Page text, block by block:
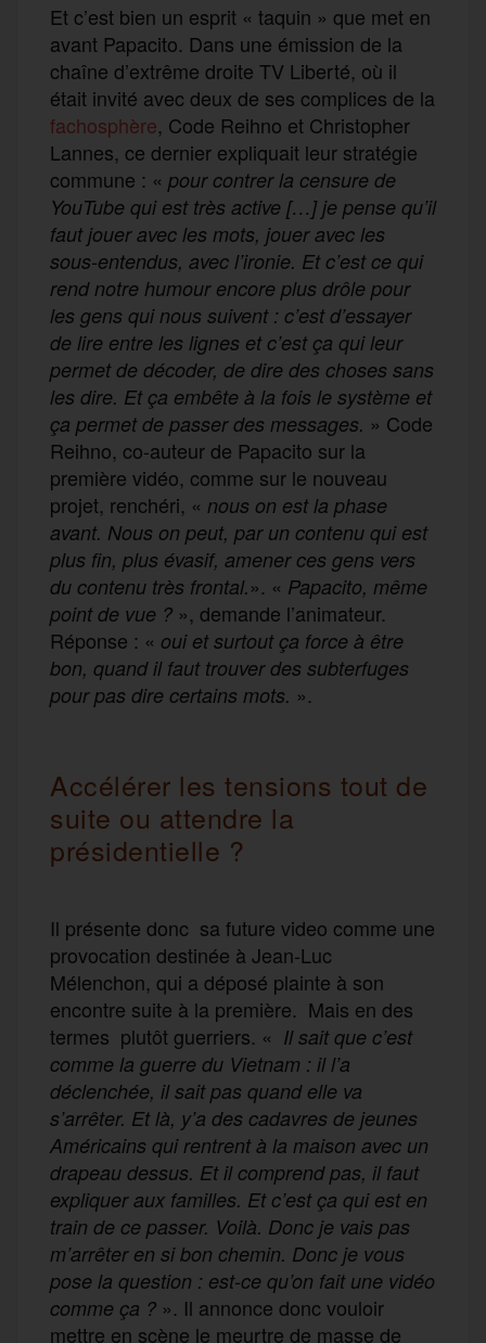
Et c’est bien un esprit « taquin » que met en
avant Papacito. Dans une émission de la
chaîne d’extrême droite TV Liberté, où il
était invité avec deux de ses complices de la
fachosphère, Code Reihno et Christopher
Lannes, ce dernier expliquait leur stratégie
commune : « pour contrer la censure de
YouTube qui est très active […] je pense qu’il
faut jouer avec les mots, jouer avec les
sous-entendus, avec l’ironie. Et c’est ce qui
rend notre humour encore plus drôle pour
les gens qui nous suivent : c’est d’essayer
de lire entre les lignes et c’est ça qui leur
permet de décoder, de dire des choses sans
les dire. Et ça embête à la fois le système et
ça permet de passer des messages. » Code
Reihno, co-auteur de Papacito sur la
première vidéo, comme sur le nouveau
projet, renchéri, « nous on est la phase
avant. Nous on peut, par un contenu qui est
plus fin, plus évasif, amener ces gens vers
du contenu très frontal.». « Papacito, même
point de vue ? », demande l’animateur.
Réponse : « oui et surtout ça force à être
bon, quand il faut trouver des subterfuges
pour pas dire certains mots. ».
Accélérer les tensions tout de
suite ou attendre la
présidentielle ?
Il présente donc sa future video comme une
provocation destinée à Jean-Luc
Mélenchon, qui a déposé plainte à son
encontre suite à la première. Mais en des
termes plutôt guerriers. « Il sait que c’est
comme la guerre du Vietnam : il l’a
déclenchée, il sait pas quand elle va
s’arrêter. Et là, y’a des cadavres de jeunes
Américains qui rentrentà la maison avec un
drapeau dessus. Et il comprend pas, il faut
expliquer aux familles. Et c’est ça qui est en
train de ce passer. Voilà. Donc je vais pas
m’arrêter en si bon chemin. Donc je vous
pose la question : est-ce qu’on fait une vidéo
comme ça ? ». Il annonce donc vouloir
mettre en scène le meurtre de masse de